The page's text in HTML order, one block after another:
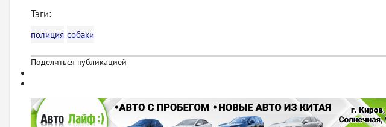
Тэги:
полиция собаки
Поделиться публикацией